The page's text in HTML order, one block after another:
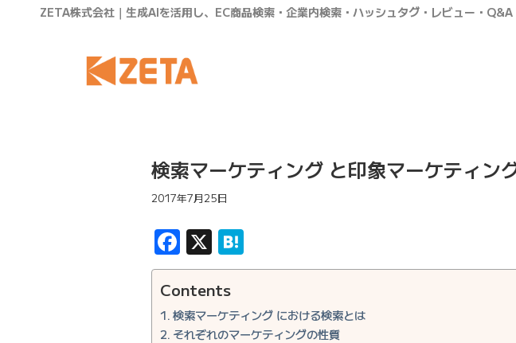
ZETA株式会社｜生成AIを活用し、EC商品検索・企業内検索・ハッシュタグ・レビュー・
検索マーケティング と印象マーケティン
2017年7月25日
Facebook
X
Contents
検索マーケティング における検索とは
それぞれのマーケティングの性質